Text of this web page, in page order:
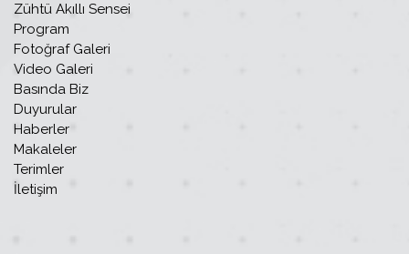
Zühtü Akıllı Sensei
Program
Fotoğraf Galeri
Video Galeri
Basında Biz
Duyurular
Haberler
Makaleler
Terimler
İletişim